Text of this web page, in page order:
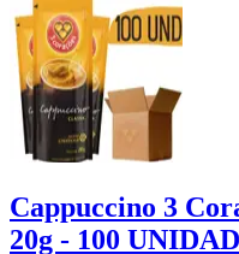
Cappuccino 3
20g - 100